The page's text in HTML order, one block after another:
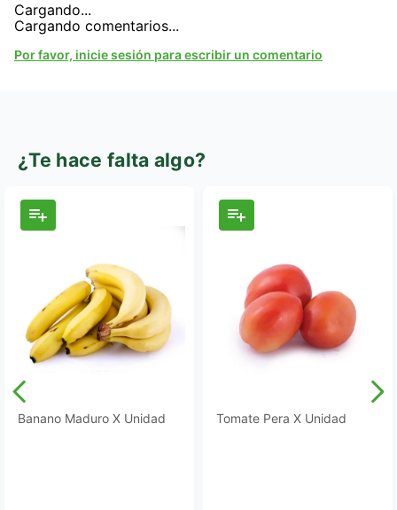
Cargando...
Por favor, inicie sesión para escribir un comentario
Cargando comentarios...
¿Te hace falta algo?
Banano Maduro X Unidad Tomate Pera X Unidad